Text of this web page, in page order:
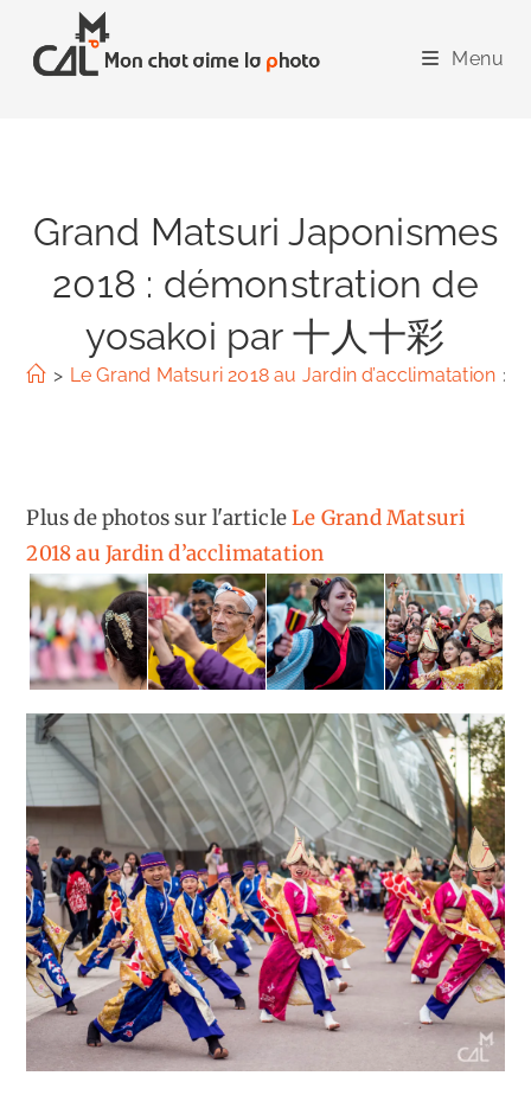
content
Menu
Grand Matsuri Japonismes
2018 : démonstration de
yosakoi par 十人十彩
> Le Grand Matsuri 2018 au Jardin d’acclimatation >
Plus de photos sur l'articleLe Grand Matsuri
2018 au Jardin d’acclimatation